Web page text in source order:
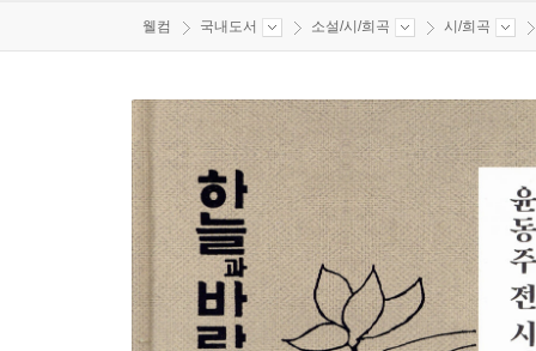
웰컴 국내도서 소설/시/희곡 시/희곡